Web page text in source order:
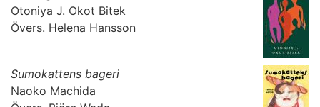
Otoniya J. Okot Bitek
Övers. Helena Hansson
Sumokattens bageri
Naoko Machida